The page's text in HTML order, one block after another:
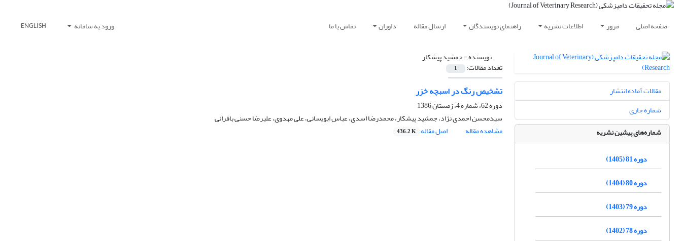
صفحه اصلی مرور اطلاعات نشریه راهنمای نویسندگان ارسال مقاله داوران تماس با ما ورود به سامانه ENGLISH
نویسنده =جمشید پیشکار
تعداد مقالات: 1
تشخیص رنگ در اسبچه خزر
دوره 62، شماره 4، زمستان 1386
سیدمحسن احمدی نژاد، جمشید پیشکار، محمدرضا اسدی، عباس ابویسانی، علی مهدوی، علیرضا حسنی بافرانی
مشاهده مقاله
اصل مقاله 436.2 K
مقالات آماده انتشار
شماره جاری
شماره‌های پیشین نشریه
دوره 81 (1405)
دوره 80 (1404)
دوره 79 (1403)
دوره 78 (1402)